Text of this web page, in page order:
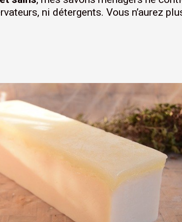
ni détergents. Vous n’aurez